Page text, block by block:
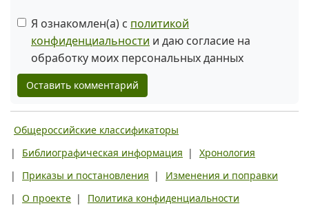
Я ознакомлен(а) с политикой
конфиденциальности и даю согласие на
обработку моих персональных данных
Оставить комментарий
Общероссийские классификаторы
|
Библиографическая информация |
Хронология
|
Приказы и постановления |
Изменения и поправки
|
О проекте | Политика конфиденциальности